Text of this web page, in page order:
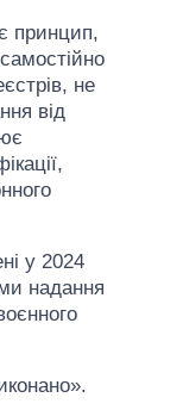
принцип,
не
від
у 2024
надання